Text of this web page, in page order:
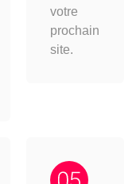
votre
prochain
site.